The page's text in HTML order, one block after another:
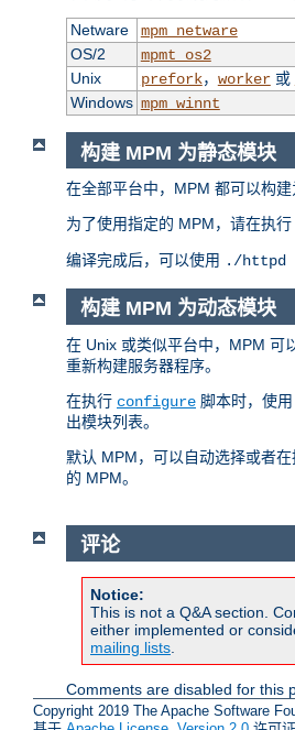
Netware
mpm_netware
OS/2
mpmt_os2
Unix
prefork， worker或
Windows mpm_winnt
构建 MPM 为静态模块
在全部平台中，MPM 都可以构
为了使用指定的 MPM，请在执行
编译完成后，可以使用 ./
构建 MPM 为动态模块
在 Unix 或类似平台中，MPM 可
重新构建服务器程序。
在执行 configure 脚本时，使用
出模块列表。
默认 MPM，可以自动选择或者在
的 MPM。
评论
Notice:
This is not a Q&A section.
either implemented or
mailing lists
Comments are disabled for this
Copyright 2019 The Apache Software